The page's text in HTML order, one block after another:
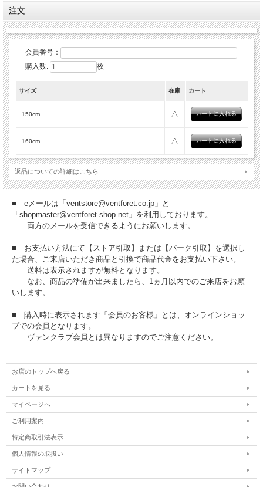
注文
会員番号：
購入数:
枚
サイズ 在庫 カート
150cm △
160cm △
返品についての詳細はこちら
■ eメールは「ventstore@ventforet.co.jp」と
「shopmaster@ventforet-shop.net」を利用しております。
両方のメールを受信できるようにお願いします。
■ お支払い方法にて【ストア引取】または【パーク引取】を選択し
た場合、ご来店いただき商品と引換で商品代金をお支払い下さい。
送料は表示されますが無料となります。
なお、商品の準備が出来ましたら、1ヵ月以内でのご来店をお願
いします。
■ 購入時に表示されます「会員のお客様」とは、オンラインショッ
プでの会員となります。
ヴァンクラブ会員とは異なりますのでご注意ください。
お店のトップへ戻る
カートを見る
マイページへ
ご利用案内
特定商取引法表示
個人情報の取扱い
サイトマップ